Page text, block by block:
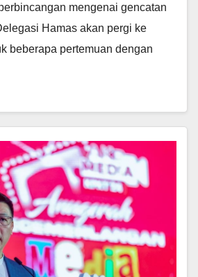
mengenai gencatan
Hamas akan pergi ke
beberapa pertemuan dengan